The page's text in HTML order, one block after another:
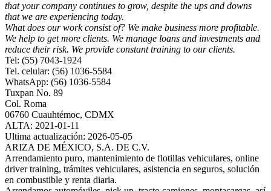
that your company continues to grow, despite the ups and downs
that we are experiencing today.
What does our work consist of? We make business more profitable.
We help to get more clients. We manage loans and investments and
reduce their risk. We provide constant training to our clients.
Tel: (55) 7043-1924
Tel. celular: (56) 1036-5584
WhatsApp: (56) 1036-5584
Tuxpan No. 89
Col. Roma
06760 Cuauhtémoc, CDMX
ALTA: 2021-01-11
Ultima actualización: 2026-05-05
ARIZA DE MÉXICO, S.A. DE C.V.
Arrendamiento puro, mantenimiento de flotillas vehiculares, online
driver training, trámites vehiculares, asistencia en seguros, solución
en combustible y renta diaria.